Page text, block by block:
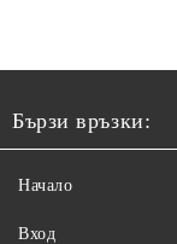
Бързи връзки:
Начало
Вход